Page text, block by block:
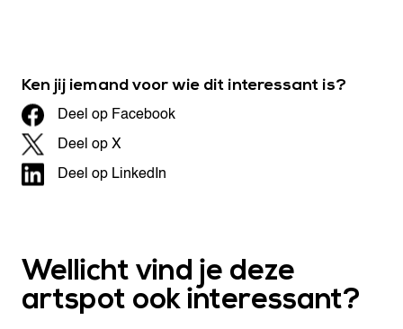
Ken jij iemand voor wie dit interessant is?
Deel op Facebook
Deel op X
Deel op LinkedIn
Wellicht vind je deze
artspot ook interessant?